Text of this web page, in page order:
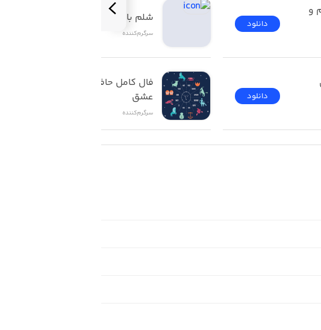
دانلود
دانلود
شلم باز | ShelemBaz
سرگرم‌کننده
عشق
سرگرم‌کننده